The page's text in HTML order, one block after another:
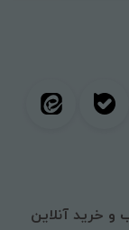
و خرید آنلاین